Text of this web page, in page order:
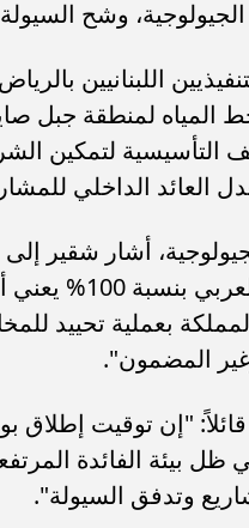
وشح
اللبنانيين
المياه لمنطقة جبل
التأسيسية لتمكين
العائد الداخلي
أشار شقير
المضمون".
"إن توقيت إطلاق
ظل بيئة الفائدة
وتدفق السيولة".